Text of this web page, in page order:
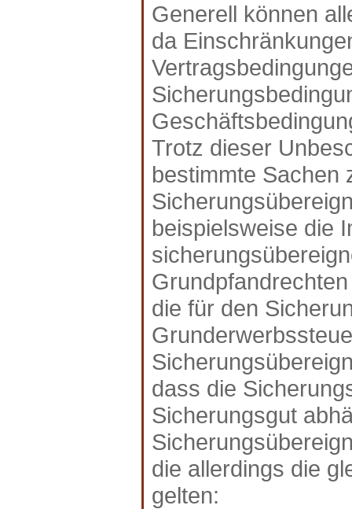
Generell können
da
Trotz dieser
bestimmte Sachen
beispielsweise die
die für den
dass die
Sicherungsgut
die allerdings die
gelten: